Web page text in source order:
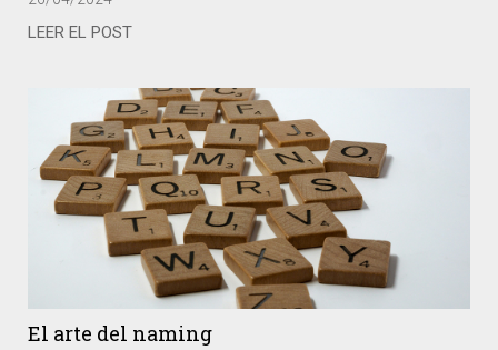
LEER EL POST
El arte del naming